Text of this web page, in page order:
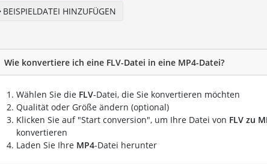
BEISPIELDATEI HINZUFÜGEN
Wie konvertiere ich eine FLV-Datei in eine MP4-Datei?
Wählen Sie die FLV-Datei, die Sie konvertieren möchten
Qualität oder Größe ändern (optional)
Klicken Sie auf "Start conversion", um Ihre Datei von FLV zu
konvertieren
Laden Sie Ihre MP4-Datei herunter